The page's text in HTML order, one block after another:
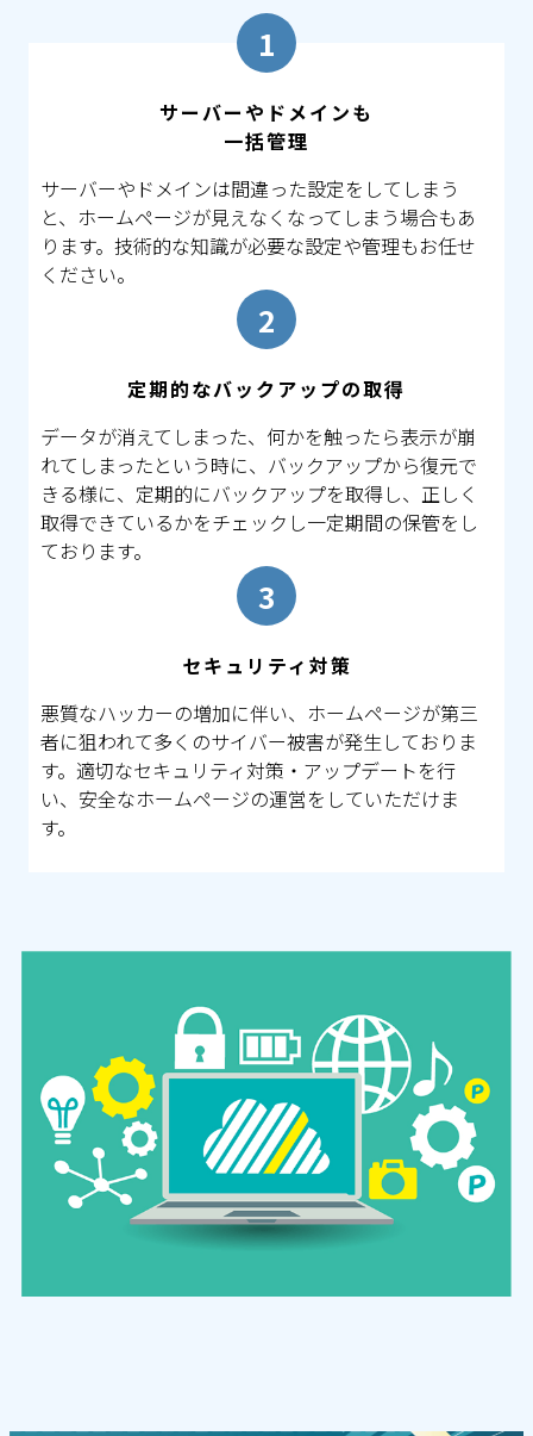
サーバーやドメインも
一括管理
サーバーやドメインは間違った設定をしてしまう
と、ホームページが見えなくなってしまう場合もあ
ります。技術的な知識が必要な設定や管理もお任せ
ください。
定期的なバックアップの取得
データが消えてしまった、何かを触ったら表示が崩
れてしまったという時に、バックアップから復元で
きる様に、定期的にバックアップを取得し、正しく
取得できているかをチェックし一定期間の保管をし
ております。
セキュリティ対策
悪質なハッカーの増加に伴い、ホームページが第三
者に狙われて多くのサイバー被害が発生しておりま
す。適切なセキュリティ対策・アップデートを行
い、安全なホームページの運営をしていただけま
す。